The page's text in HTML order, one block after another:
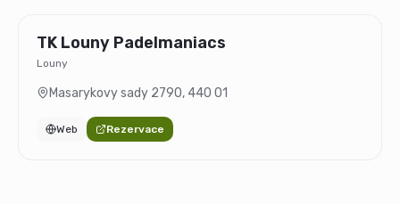
TK Louny Padelmaniacs
Louny
Masarykovy sady 2790, 440 01
Web Rezervace